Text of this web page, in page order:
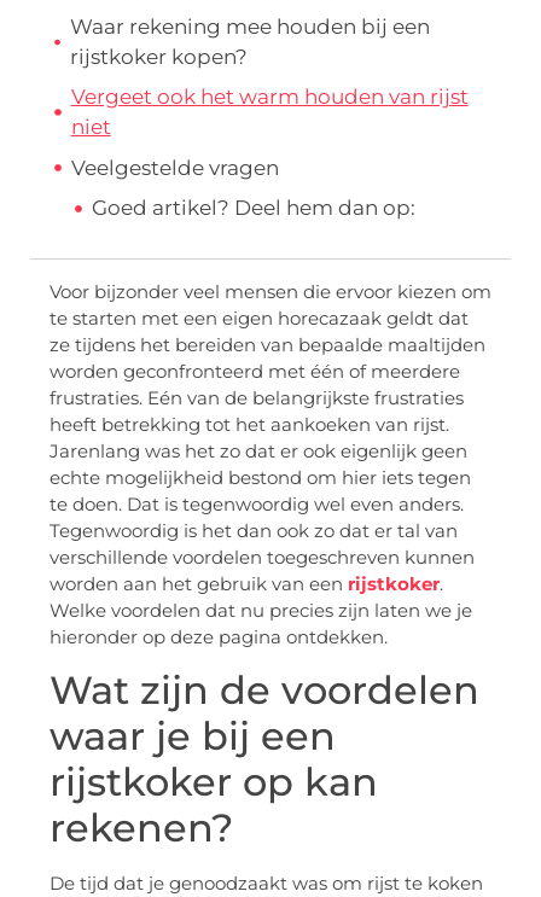
Waar rekening mee houden bij een
rijstkoker kopen?
Vergeet ook het warm houden van rijst
niet
Veelgestelde vragen
Goed artikel? Deel hem dan op:
Voor bijzonder veel mensen die ervoor kiezen om
te starten met een eigen horecazaak geldt dat
ze tijdens het bereiden van bepaalde maaltijden
worden geconfronteerd met één of meerdere
frustraties. Eén van de belangrijkste frustraties
heeft betrekking tot het aankoeken van rijst.
Jarenlang was het zo dat er ook eigenlijk geen
echte mogelijkheid bestond om hier iets tegen
te doen. Dat is tegenwoordig wel even anders.
Tegenwoordig is het dan ook zo dat er tal van
verschillende voordelen toegeschreven kunnen
worden aan het gebruik van een rijstkoker.
Welke voordelen dat nu precies zijn laten we je
hieronder op deze pagina ontdekken.
Wat zijn de voordelen
waar je bij een
rijstkoker op kan
rekenen?
De tijd dat je genoodzaakt was om rijst te koken